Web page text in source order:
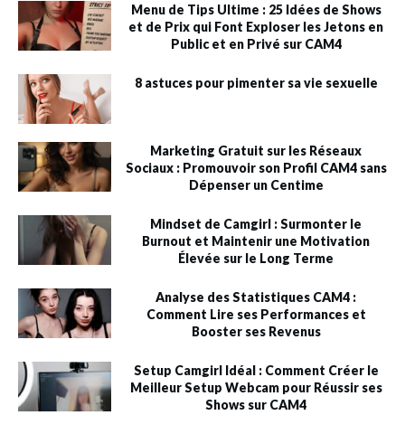
Menu de Tips Ultime : 25 Idées de Shows
et de Prix qui Font Exploser les Jetons en
Public et en Privé sur CAM4
8 astuces pour pimenter sa vie sexuelle
Marketing Gratuit sur les Réseaux
Sociaux : Promouvoir son Profil CAM4 sans
Dépenser un Centime
Mindset de Camgirl : Surmonter le
Burnout et Maintenir une Motivation
Élevée sur le Long Terme
Analyse des Statistiques CAM4 :
Comment Lire ses Performances et
Booster ses Revenus
Setup Camgirl Idéal : Comment Créer le
Meilleur Setup Webcam pour Réussir ses
Shows sur CAM4